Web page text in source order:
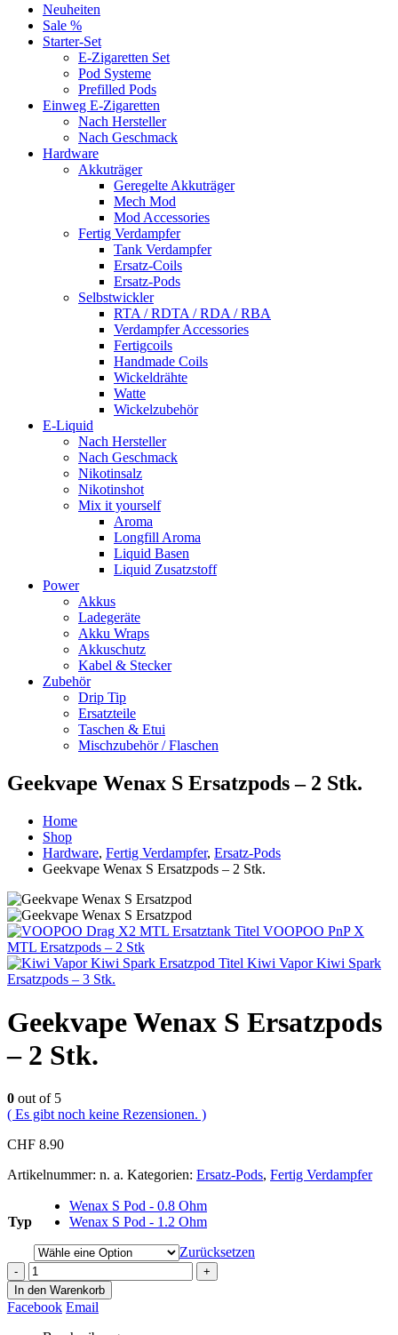
Neuheiten
Sale %
Starter-Set
E-Zigaretten Set
Pod Systeme
Prefilled Pods
Einweg E-Zigaretten
Nach Hersteller
Nach Geschmack
Hardware
Akkuträger
Geregelte Akkuträger
Mech Mod
Mod Accessories
Fertig Verdampfer
Tank Verdampfer
Ersatz-Coils
Ersatz-Pods
Selbstwickler
RTA / RDTA / RDA / RBA
Verdampfer Accessories
Fertigcoils
Handmade Coils
Wickeldrähte
Watte
Wickelzubehör
E-Liquid
Nach Hersteller
Nach Geschmack
Nikotinsalz
Nikotinshot
Mix it yourself
Aroma
Longfill Aroma
Liquid Basen
Liquid Zusatzstoff
Power
Akkus
Ladegeräte
Akku Wraps
Akkuschutz
Kabel & Stecker
Zubehör
Drip Tip
Ersatzteile
Taschen & Etui
Mischzubehör / Flaschen
Geekvape Wenax S Ersatzpods – 2 Stk.
Home
Shop
Hardware, Fertig Verdampfer, Ersatz-Pods
Geekvape Wenax S Ersatzpods – 2 Stk.
VOOPOO PnP X
MTL Ersatzpods – 2 Stk
Kiwi Vapor Kiwi Spark
Ersatzpods – 3 Stk.
Geekvape Wenax S Ersatzpods
– 2 Stk.
0 out of 5
( Es gibt noch keine Rezensionen. )
CHF 8.90
Artikelnummer: n. a. Kategorien: Ersatz-Pods, Fertig Verdampfer
Typ
Wenax S Pod - 0.8 Ohm
Wenax S Pod - 1.2 Ohm
Zurücksetzen
-
+
In den Warenkorb
Facebook Email